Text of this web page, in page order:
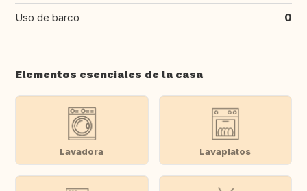
Uso de barco 0
Elementos esenciales de la casa
Lavadora Lavaplatos